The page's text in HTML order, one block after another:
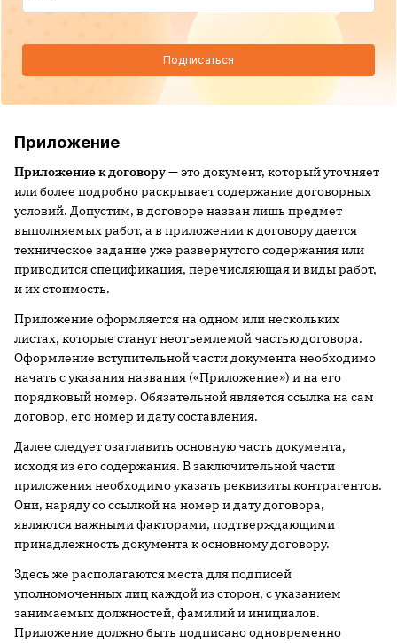
Подписаться
Приложение
Приложение к договору— это документ, который уточняет
или более подробно раскрывает содержание договорных
условий. Допустим, в договоре назван лишь предмет
выполняемых работ, а в приложении к договору дается
техническое задание уже развернутого содержания или
приводится спецификация, перечисляющая и виды работ,
и их стоимость.
Приложение оформляется на одном или нескольких
листах, которые станут неотъемлемой частью договора.
Оформление вступительной части документа необходимо
начать с указания названия («Приложение») и на его
порядковый номер. Обязательной является ссылка на сам
договор, его номер и дату составления.
Далее следует озаглавить основную часть документа,
исходя из его содержания. В заключительной части
приложения необходимо указать реквизиты контрагентов.
Они, наряду со ссылкой на номер и дату договора,
являются важными факторами, подтверждающими
принадлежность документа к основному договору.
Здесь же располагаются места для подписей
уполномоченных лиц каждой из сторон, с указанием
занимаемых должностей, фамилий и инициалов.
Приложение должно быть подписано одновременно